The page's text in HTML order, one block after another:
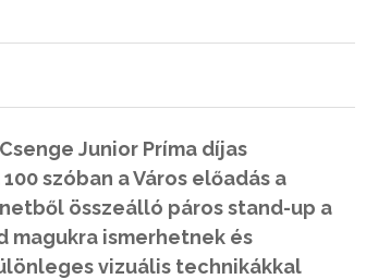
Junior Príma díjas
szóban a Város előadás a
összeálló páros stand-up a
magukra ismerhetnek és
vizuális technikákkal